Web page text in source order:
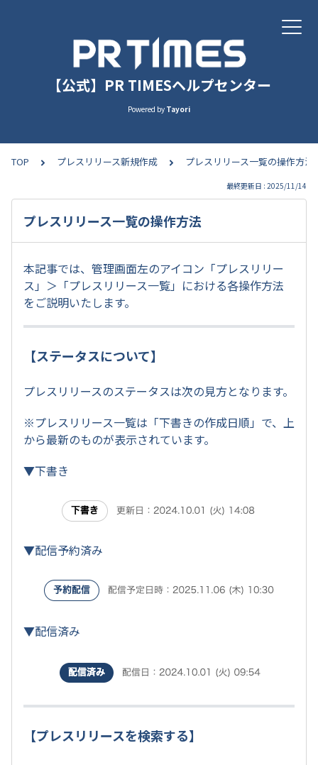
【公式】PR TIMESヘルプセンター
Powered by Tayori
TOP プレスリリース新規作成 プレスリリース一覧の操作方法
最終更新日 : 2025/11/14
プレスリリース一覧の操作方法
本記事では、管理画面左のアイコン「プレスリリー
ス」＞「プレスリリース一覧」における各操作方法
をご説明いたします。
【ステータスについて】
プレスリリースのステータスは次の見方となります。
※プレスリリース一覧は「下書きの作成日順」で、上
から最新のものが表示されています。
▼下書き
▼配信予約済み
▼配信済み
【プレスリリースを検索する】